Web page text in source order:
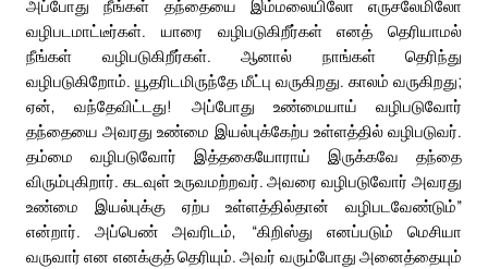
அப்போது நீங்கள் தந்தையை இம்மலையிலோ எருசலேமிலோ
வழிபடமாட்டீர்கள். யாரை வழிபடுகிறீர்கள் எனத் தெரியாமல்
நீங்கள் வழிபடுகிறீர்கள். ஆனால் நாங்கள் தெரிந்து
வழிபடுகிறோம். யூதரிடமிருந்தே மீட்பு வருகிறது. காலம் வருகிறது;
ஏன், வந்தேவிட்டது! அப்போது உண்மையாய் வழிபடுவோர்
தந்தையை அவரது உண்மை இயல்புக்கேற்ப உள்ளத்தில் வழிபடுவர்.
தம்மை வழிபடுவோர் இத்தகையோராய் இருக்கவே தந்தை
விரும்புகிறார். கடவுள் உருவமற்றவர். அவரை வழிபடுவோர் அவரது
உண்மை இயல்புக்கு ஏற்ப உள்ளத்தில்தான் வழிபடவேண்டும்”
என்றார். அப்பெண் அவரிடம், “கிறிஸ்து எனப்படும் மெசியா
வருவார் என எனக்குத் தெரியும். அவர் வரும்போது அனைத்தையும்